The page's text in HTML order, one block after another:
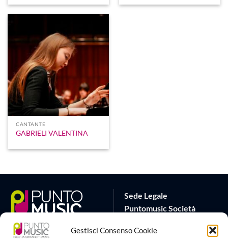
Gestisci Consenso Cookie
CANTANTE
GABRIELI VALENTINA
Sede Legale
Puntomusic Società
Via G.B. Rota 17